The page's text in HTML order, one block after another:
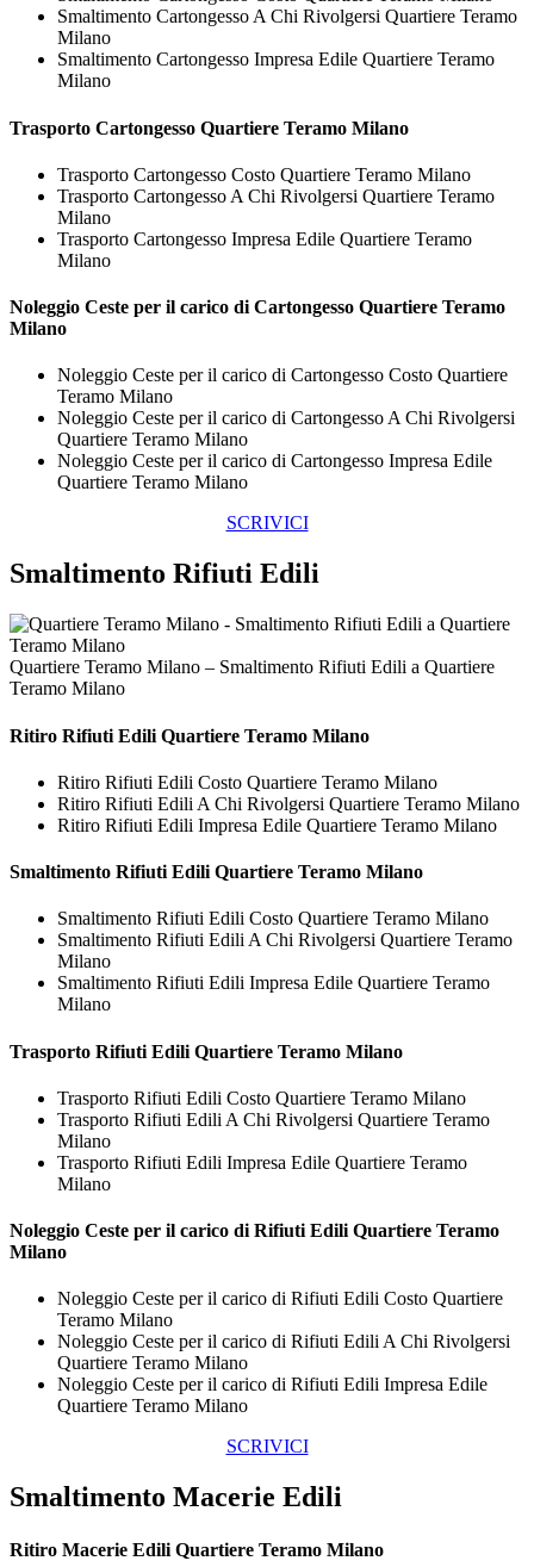
Smaltimento Cartongesso A Chi Rivolgersi Quartiere Teramo
Milano
Smaltimento Cartongesso Impresa Edile Quartiere Teramo
Milano
Trasporto Cartongesso Quartiere Teramo Milano
Trasporto Cartongesso Costo Quartiere Teramo Milano
Trasporto Cartongesso A Chi Rivolgersi Quartiere Teramo
Milano
Trasporto Cartongesso Impresa Edile Quartiere Teramo
Milano
Noleggio Ceste per il carico di Cartongesso Quartiere Teramo
Milano
Noleggio Ceste per il carico di Cartongesso Costo Quartiere
Teramo Milano
Noleggio Ceste per il carico di Cartongesso A Chi Rivolgersi
Quartiere Teramo Milano
Noleggio Ceste per il carico di Cartongesso Impresa Edile
Quartiere Teramo Milano
SCRIVICI
Smaltimento Rifiuti Edili
Quartiere Teramo Milano – Smaltimento Rifiuti Edili a Quartiere
Teramo Milano
Ritiro Rifiuti Edili Quartiere Teramo Milano
Ritiro Rifiuti Edili Costo Quartiere Teramo Milano
Ritiro Rifiuti Edili A Chi Rivolgersi Quartiere Teramo Milano
Ritiro Rifiuti Edili Impresa Edile Quartiere Teramo Milano
Smaltimento Rifiuti Edili Quartiere Teramo Milano
Smaltimento Rifiuti Edili Costo Quartiere Teramo Milano
Smaltimento Rifiuti Edili A Chi Rivolgersi Quartiere Teramo
Milano
Smaltimento Rifiuti Edili Impresa Edile Quartiere Teramo
Milano
Trasporto Rifiuti Edili Quartiere Teramo Milano
Trasporto Rifiuti Edili Costo Quartiere Teramo Milano
Trasporto Rifiuti Edili A Chi Rivolgersi Quartiere Teramo
Milano
Trasporto Rifiuti Edili Impresa Edile Quartiere Teramo
Milano
Noleggio Ceste per il carico di Rifiuti Edili Quartiere Teramo
Milano
Noleggio Ceste per il carico di Rifiuti Edili Costo Quartiere
Teramo Milano
Noleggio Ceste per il carico di Rifiuti Edili A Chi Rivolgersi
Quartiere Teramo Milano
Noleggio Ceste per il carico di Rifiuti Edili Impresa Edile
Quartiere Teramo Milano
SCRIVICI
Smaltimento Macerie Edili
Ritiro Macerie Edili Quartiere Teramo Milano